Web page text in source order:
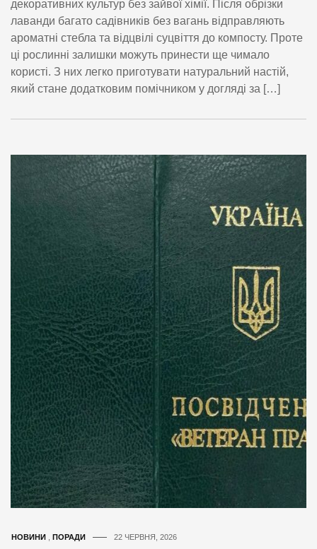
декоративних культур без зайвої хімії. Після обрізки
лаванди багато садівників без вагань відправляють
ароматні стебла та відцвілі суцвіття до компосту. Проте
ці рослинні залишки можуть принести ще чимало
користі. З них легко приготувати натуральний настій,
який стане додатковим помічником у догляді за […]
НОВИНИ , ПОРАДИ 22 ЧЕРВНЯ, 2026